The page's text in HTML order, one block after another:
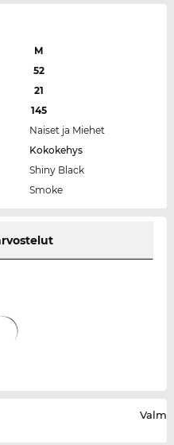
M
52
21
145
Naiset ja Miehet
Kokokehys
Shiny Black
Smoke